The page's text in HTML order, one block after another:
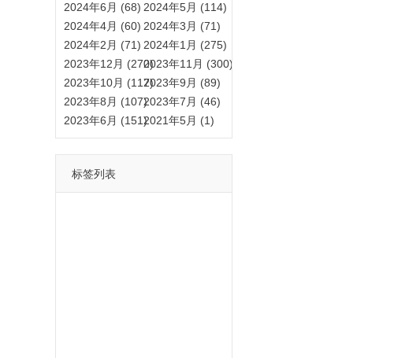
2024年6月 (68) 2024年5月 (114)
2024年4月 (60) 2024年3月 (71)
2024年2月 (71) 2024年1月 (275)
2023年12月 (270)2023年11月 (300)
2023年10月 (117)2023年9月 (89)
2023年8月 (107)2023年7月 (46)
2023年6月 (151)2021年5月 (1)
标签列表